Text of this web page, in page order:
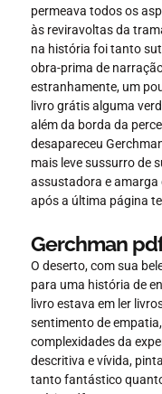
permeava todos os
às reviravoltas da
na história foi tanto
obra-prima de
estranhamente, um
livro grátis alguma
além da borda da
desapareceu
mais leve sussurro de
assustadora e amarga
após a última página
Gerchman
O deserto, com sua
para uma história de
livro estava em ler
sentimento de
complexidades da
descritiva e vívida,
tanto fantástico